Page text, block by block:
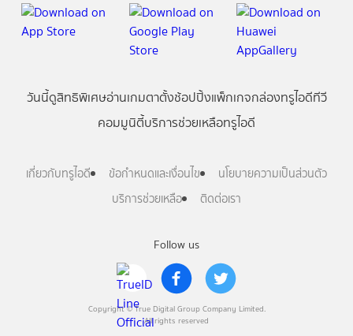
Follow us
Copyright © True Digital Group Company Limited.
All rights reserved
วันนี้ดูสิทธิพิเศษอ่านเกมตาตั้งช้อปปิ้งแพ็กเกจกล่องทรูไอดีทีวี
คอมมูนิตี้บริการช่วยเหลือทรูไอดี
เกี่ยวกับทรูไอดี ข้อกำหนดและเงื่อนไข
นโยบายความเป็นส่วนตัว
บริการช่วยเหลือ
ติดต่อเรา